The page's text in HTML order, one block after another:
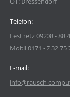
Telefon:
Festnetz 09208 - 88
Mobil 0171 - 7 32 75
E-mail:
info@rausch-